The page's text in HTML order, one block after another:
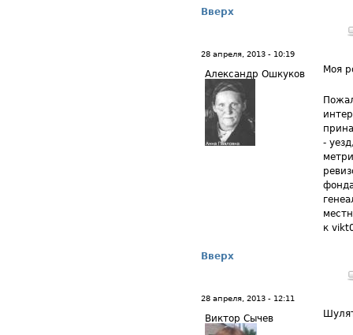
Вверх
28 апреля, 2013 - 10:19
Александр Ошкуков Моя
-
к
Вверх
28 апреля, 2013 - 12:11
Виктор Сычев